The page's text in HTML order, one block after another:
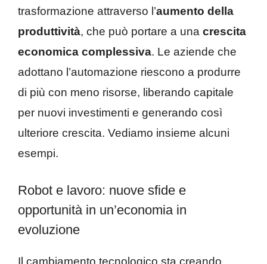
trasformazione attraverso l’aumento della
produttività, che può portare a una crescita
economica complessiva. Le aziende che
adottano l’automazione riescono a produrre
di più con meno risorse, liberando capitale
per nuovi investimenti e generando così
ulteriore crescita. Vediamo insieme alcuni
esempi.
Robot e lavoro: nuove sfide e
opportunità in un’economia in
evoluzione
Il cambiamento tecnologico sta creando